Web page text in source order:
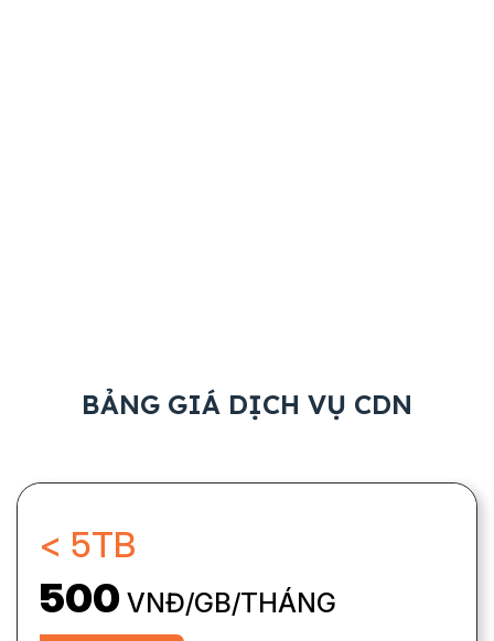
BẢNG GIÁ DỊCH VỤ CDN
< 5TB
500 VNĐ/GB/THÁNG